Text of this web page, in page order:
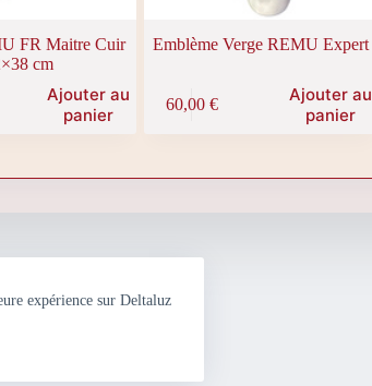
expérience sur Deltaluz
FR Maitre Cuir
cm
Ajouter au
panier
Emblème Verge REMU Expert
60,00 €
Ajouter au
panier